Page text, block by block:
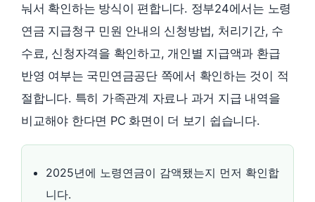
눠서 확인하는 방식이 편합니다. 정부24에서는 노령
연금 지급청구 민원 안내의 신청방법, 처리기간, 수
수료, 신청자격을 확인하고, 개인별 지급액과 환급
반영 여부는 국민연금공단 쪽에서 확인하는 것이 적
절합니다. 특히 가족관계 자료나 과거 지급 내역을
비교해야 한다면 PC 화면이 더 보기 쉽습니다.
2025년에 노령연금이 감액됐는지 먼저 확인합
니다.